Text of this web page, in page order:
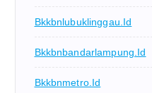
Bkkbnlubuklinggau.id
Bkkbnbandarlampung.id
Bkkbnmetro.id